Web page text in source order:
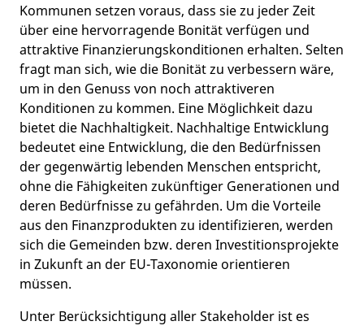
Kommunen setzen voraus, dass sie zu jeder Zeit
über eine hervorragende Bonität verfügen und
attraktive Finanzierungskonditionen erhalten. Selten
fragt man sich, wie die Bonität zu verbessern wäre,
um in den Genuss von noch attraktiveren
Konditionen zu kommen. Eine Möglichkeit dazu
bietet die Nachhaltigkeit. Nachhaltige Entwicklung
bedeutet eine Entwicklung, die den Bedürfnissen
der gegenwärtig lebenden Menschen entspricht,
ohne die Fähigkeiten zukünftiger Generationen und
deren Bedürfnisse zu gefährden. Um die Vorteile
aus den Finanzprodukten zu identifizieren, werden
sich die Gemeinden bzw. deren Investitionsprojekte
in Zukunft an der EU-Taxonomie orientieren
müssen.
Unter Berücksichtigung aller Stakeholder ist es